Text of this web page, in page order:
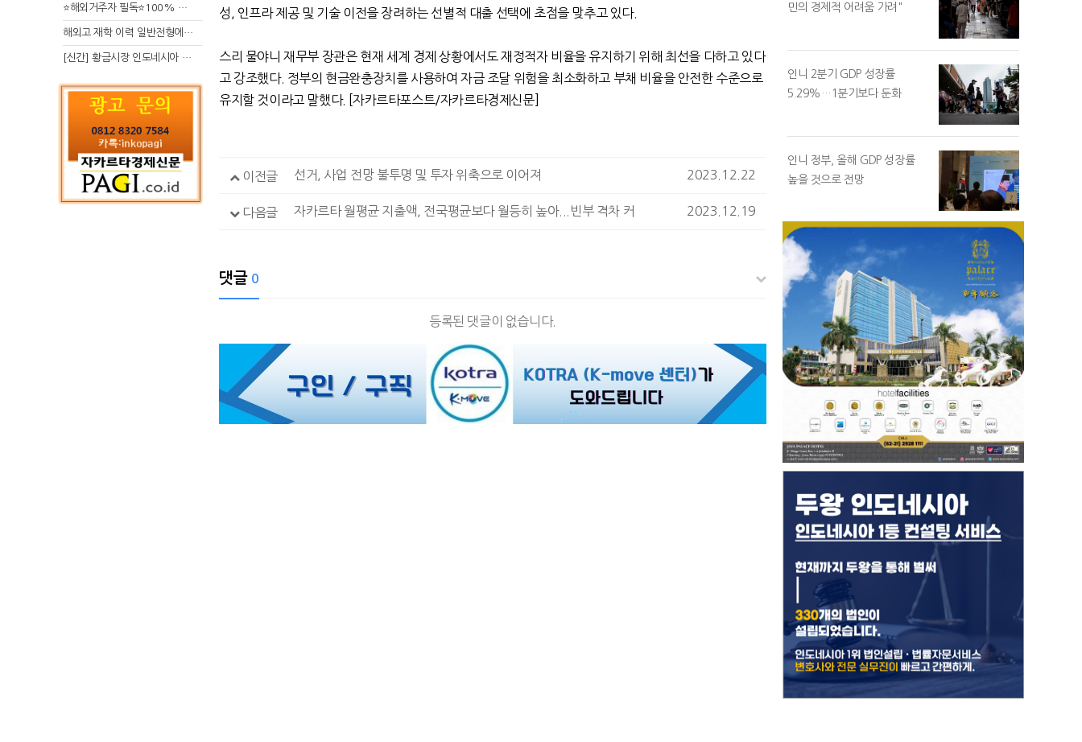
⭐해외거주자 필독⭐100% 온라인 마지막 한국어교원 2급 추가모집 (~8/2)
해외고 재학 이력 일반전형에서 분명한 입시 강점 살리는 전략
[신간] 황금시장 인도네시아 슈퍼리치의 성공 수업
성
인프라 제공 및 기술 이전을 장려하는 선별적 대출 선택에 초점을 맞추고 있다.
스리 물야니 재무부 장관은 현재 세계 경제 상황에서도 재정적자 비율을 유지하기 위해 최선을 다하고 있다
고 강조했다. 정부의 현금완충장치를 사용하여 자금 조달 위험을 최소화하고 부채 비율을 안전한 수준으로
유지할 것이라고 말했다. [자카르타포스트/자카르타경제신문]
이전글 선거, 사업 전망 불투명 및 투자 위축으로 이어져 2023.12.22
다음글 자카르타 월평균 지출액, 전국평균보다 월등히 높아...빈부 격차 커 2023.12.19
댓글 0
등록된 댓글이 없습니다.
민의 경제적 어려움 가려"
인니 2분기 GDP 성장률
5.29%…1분기보다 둔화
인니 정부, 올해 GDP 성장률
높을 것으로 전망